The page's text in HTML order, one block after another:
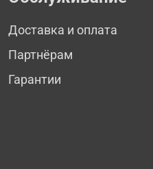
Доставка и оплата
Партнёрам
Гарантии